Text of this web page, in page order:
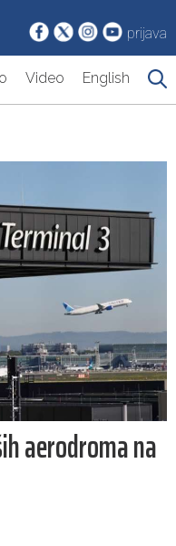
prijava
Video English
aerodroma na